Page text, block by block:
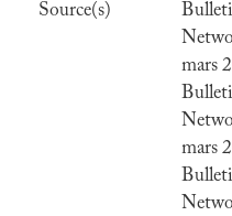
Source(s)
mars
mars